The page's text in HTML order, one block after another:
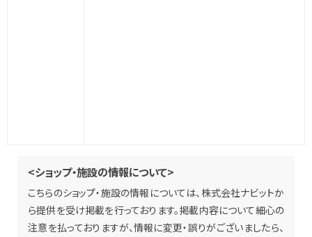
<ショップ・施設の情報について>
こちらのショップ・施設の情報については、株式会社ナビットか
ら提供を受け掲載を行っております。掲載内容について細心の
注意を払っておりますが、情報に変更・誤りがございましたら、